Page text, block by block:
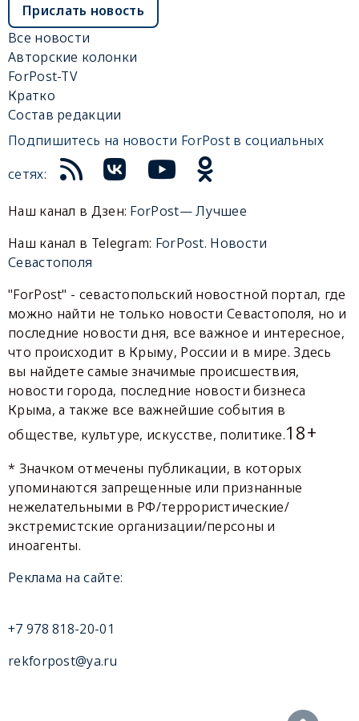
Прислать новость
Все новости
Авторские колонки
ForPost-TV
Кратко
Состав редакции
Подпишитесь на новости ForPost в социальных
сетях:
Наш канал в Дзен: ForPost— Лучшее
Наш канал в Telegram: ForPost. Новости
Севастополя
"ForPost" - севастопольский новостной портал, где
можно найти не только новости Севастополя, но и
последние новости дня, все важное и интересное,
что происходит в Крыму, России и в мире. Здесь
вы найдете самые значимые происшествия,
новости города, последние новости бизнеса
Крыма, а также все важнейшие события в
обществе, культуре, искусстве, политике.18+
* Значком отмечены публикации, в которых
упоминаются запрещенные или признанные
нежелательными в РФ/террористические/
экстремистские организации/персоны и
иноагенты.
Реклама на сайте:
+7 978 818-20-01
rekforpost@ya.ru